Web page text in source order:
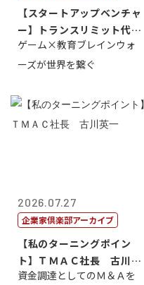
【スタートアップベンチャ
ー】トランスリミット代表
取締役社長 ...
ゲーム×教育ブレインウォ
ーズが世界を繋ぐ
2026.07.27
企業家倶楽部アーカイブ
【私のターニングポイン
ト】ＴＭＡＣ社長 古川英
一
資金調達としてのＭ＆Ａを